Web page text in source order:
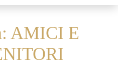
AMICI E